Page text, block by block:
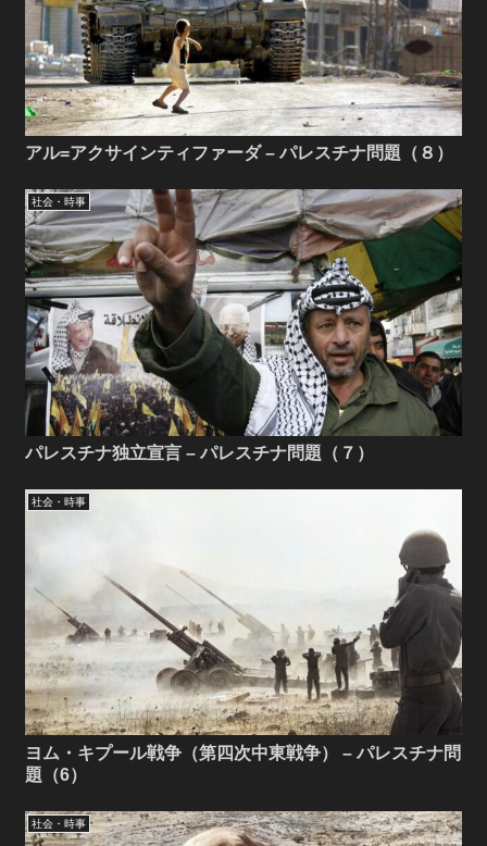
アル=アクサインティファーダ – パレスチナ問題（８）
社会・時事
パレスチナ独立宣言 – パレスチナ問題（７）
社会・時事
ヨム・キプール戦争（第四次中東戦争） – パレスチナ問
題（6）
社会・時事